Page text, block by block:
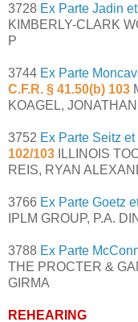
3728 Ex Parte Jadin et
KIMBERLY-CLARK
P
3744 Ex Parte
C.F.R. § 41.50(b) 103
KOAGEL,
3752 Ex Parte Seitz et
102/103 ILLINOIS
REIS, RYAN
3766 Ex Parte Goetz
IPLM GROUP, P.A.
3788 Ex Parte
THE PROCTER &
GIRMA
REHEARING